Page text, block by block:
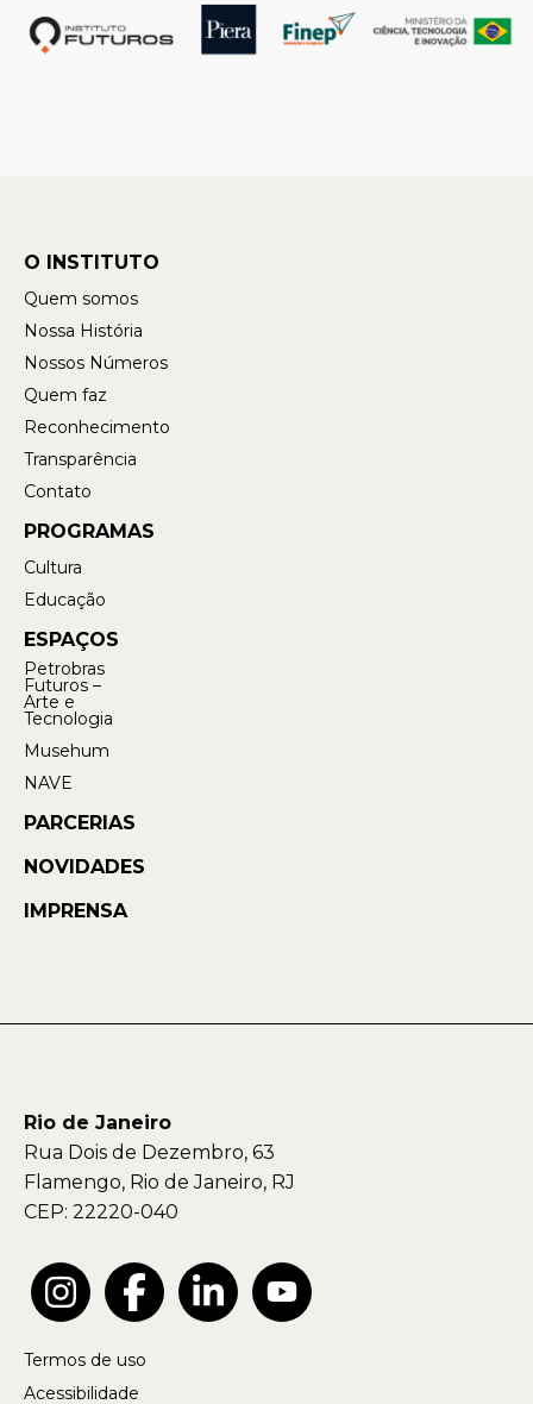
O INSTITUTO
Quem somos
Nossa História
Nossos Números
Quem faz
Reconhecimento
Transparência
Contato
PROGRAMAS
Cultura
Educação
ESPAÇOS
Petrobras
Futuros –
Arte e
Tecnologia
Musehum
NAVE
PARCERIAS
NOVIDADES
IMPRENSA
Rio de Janeiro
Rua Dois de Dezembro, 63
Flamengo, Rio de Janeiro, RJ
CEP: 22220-040
Termos de uso
Acessibilidade